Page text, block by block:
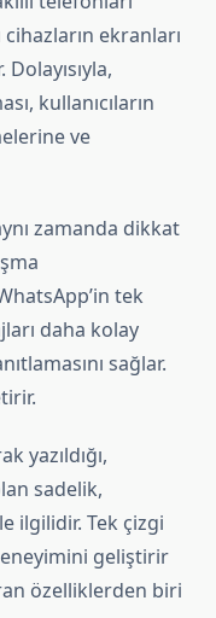
ekranları
kullanıcıların
ve
zamanda dikkat
tek
daha kolay
sağlar.
yazıldığı,
sadelik,
ilgilidir. Tek çizgi
geliştirir
özelliklerden biri